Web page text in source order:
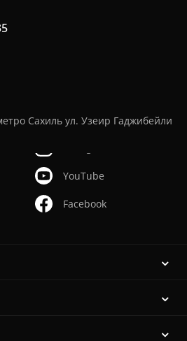
Сахиль ул. Узеир Гаджибейли
YouTube
Facebook